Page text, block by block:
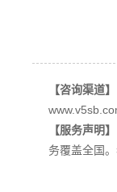
【咨询渠道】
【服务声明】
务覆盖全国